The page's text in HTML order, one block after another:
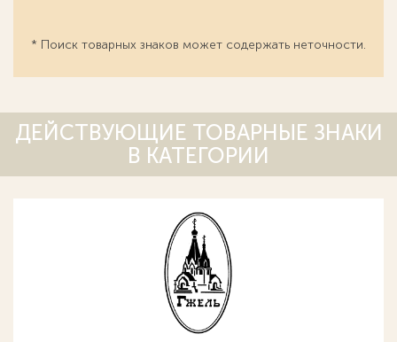
* Поиск товарных знаков может содержать неточности.
ДЕЙСТВУЮЩИЕ ТОВАРНЫЕ ЗНАКИ
В КАТЕГОРИИ